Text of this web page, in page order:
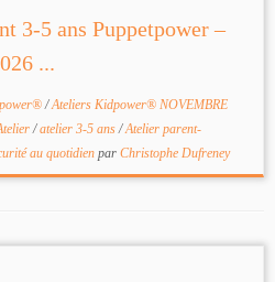
3-5 ans Puppetpower –
...
/Ateliers Kidpower® NOVEMBRE
/atelier 3-5 ans/Atelier parent-
au quotidien par Christophe Dufreney